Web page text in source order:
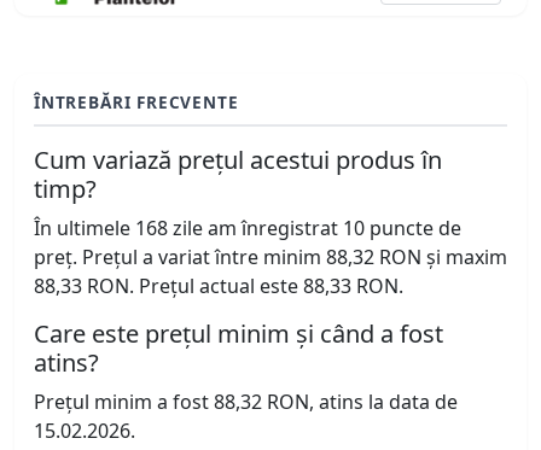
ÎNTREBĂRI FRECVENTE
Cum variază prețul acestui produs în
timp?
În ultimele 168 zile am înregistrat 10 puncte de
preț. Prețul a variat între minim 88,32 RON și maxim
88,33 RON. Prețul actual este 88,33 RON.
Care este prețul minim și când a fost
atins?
Prețul minim a fost 88,32 RON, atins la data de
15.02.2026.